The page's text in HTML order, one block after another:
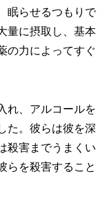
眠らせるつもりで
量に摂取し、基本
の力によってすぐ
れ、アルコールを
た。彼らは彼を深
殺害までうまくい
らを殺害すること